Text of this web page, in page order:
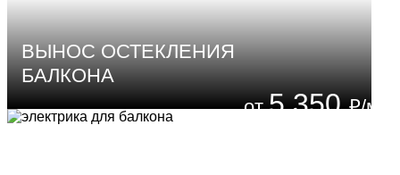
ВЫНОС ОСТЕКЛЕНИЯ
БАЛКОНА
5 350₽/м²